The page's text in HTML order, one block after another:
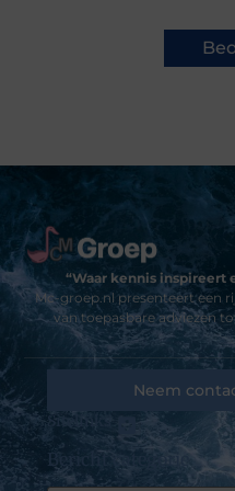
“Waar kennis inspireert
Mc-groep.nl presenteert een
van toepasbare adviezen
Sitelinks
Bericht categorie
Neem